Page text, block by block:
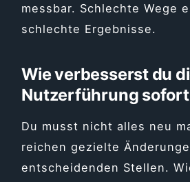
messbar. Schlechte Wege
schlechte Ergebnisse.
Wie verbesserst du
Nutzerführung
Du musst nicht alles neu
reichen gezielte
entscheidenden Stellen.